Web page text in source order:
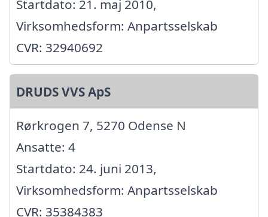
Startdato: 21. maj 2010,
Virksomhedsform: Anpartsselskab
CVR: 32940692
DRUDS VVS ApS
Rørkrogen 7, 5270 Odense N
Ansatte: 4
Startdato: 24. juni 2013,
Virksomhedsform: Anpartsselskab
CVR: 35384383